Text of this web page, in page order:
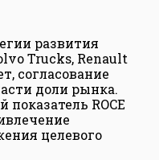
развития
Trucks, Renault
согласование
доли рынка.
ROCE
целевого